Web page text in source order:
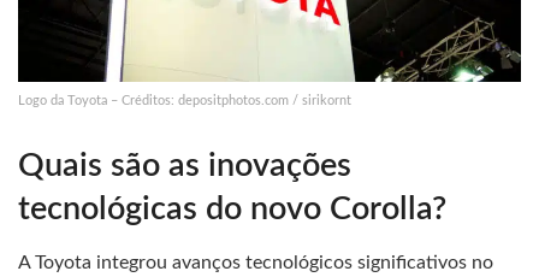
Logo da Toyota – Créditos: depositphotos.com / sirikornt
Quais são as inovações
tecnológicas do novo Corolla?
A Toyota integrou avanços tecnológicos significativos no